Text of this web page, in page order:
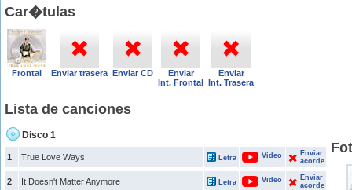
Car�tulas
Frontal Enviar trasera Enviar CD
Enviar
Int. Frontal
Enviar
Int. Trasera
Lista de canciones
Disco 1
1 True Love Ways Letra Video
Enviar
acorde
2 It Doesn't Matter Anymore Letra Video
Enviar
acorde